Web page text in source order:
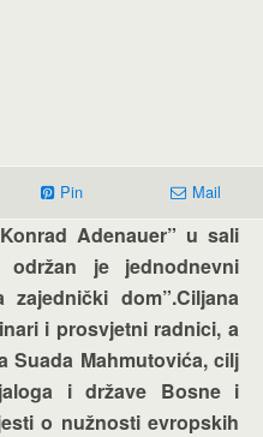
Pin Mail
Adenauer” u sali
je jednodnevni
dom”.Ciljana
i prosvjetni radnici, a
Suada Mahmutovića, cilj
i države Bosne i
o nužnosti evropskih